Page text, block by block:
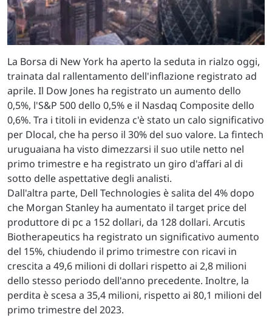
La Borsa di New York ha aperto la seduta in rialzo oggi,
trainata dal rallentamento dell'inflazione registrato ad
aprile. Il Dow Jones ha registrato un aumento dello
0,5%, l'S&P 500 dello 0,5% e il Nasdaq Composite dello
0,6%. Tra i titoli in evidenza c'è stato un calo significativo
per Dlocal, che ha perso il 30% del suo valore. La fintech
uruguaiana ha visto dimezzarsi il suo utile netto nel
primo trimestre e ha registrato un giro d'affari al di
sotto delle aspettative degli analisti.
Dall'altra parte, Dell Technologies è salita del 4% dopo
che Morgan Stanley ha aumentato il target price del
produttore di pc a 152 dollari, da 128 dollari. Arcutis
Biotherapeutics ha registrato un significativo aumento
del 15%, chiudendo il primo trimestre con ricavi in
crescita a 49,6 milioni di dollari rispetto ai 2,8 milioni
dello stesso periodo dell'anno precedente. Inoltre, la
perdita è scesa a 35,4 milioni, rispetto ai 80,1 milioni del
primo trimestre del 2023.